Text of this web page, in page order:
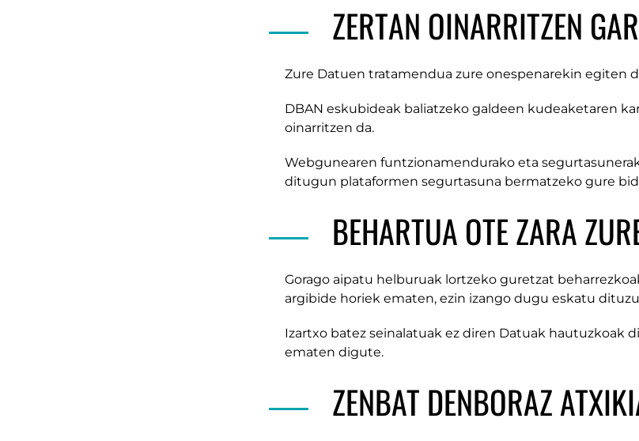
ZERTAN OINARRITZEN
Zure Datuen tratamendua zure onespenarekin egiten
DBAN eskubideak baliatzeko galdeen kudeaketaren
oinarritzen da.
Webgunearen funtzionamendurako eta
ditugun plataformen segurtasuna bermatzeko gure
BEHARTUA OTE ZARA
Gorago aipatu helburuak lortzeko guretzat
argibide horiek ematen, ezin izango dugu eskatu
Izartxo batez seinalatuak ez diren Datuak hautuzkoak
ematen digute.
ZENBAT DENBORAZ